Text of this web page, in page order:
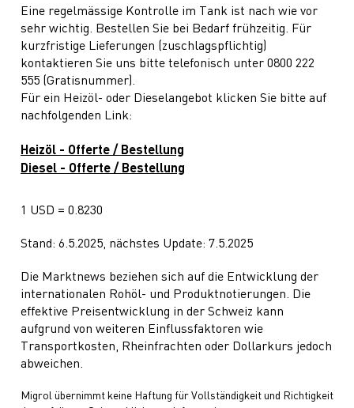
Eine regelmässige Kontrolle im Tank ist nach wie vor
sehr wichtig. Bestellen Sie bei Bedarf frühzeitig. Für
kurzfristige Lieferungen (zuschlagspflichtig)
kontaktieren Sie uns bitte telefonisch unter 0800 222
555 (Gratisnummer).
Für ein Heizöl- oder Dieselangebot klicken Sie bitte auf
nachfolgenden Link:
Heizöl - Offerte / Bestellung
Diesel - Offerte / Bestellung
1 USD = 0.8230
Stand: 6.5.2025, nächstes Update: 7.5.2025
Die Marktnews beziehen sich auf die Entwicklung der
internationalen Rohöl- und Produktnotierungen. Die
effektive Preisentwicklung in der Schweiz kann
aufgrund von weiteren Einflussfaktoren wie
Transportkosten, Rheinfrachten oder Dollarkurs jedoch
abweichen.
Migrol übernimmt keine Haftung für Vollständigkeit und Richtigkeit